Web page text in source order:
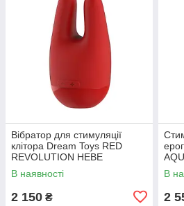
Вібратор для стимуляції
клітора Dream Toys RED
REVOLUTION HEBE
В наявності
2 150 ₴
В
2